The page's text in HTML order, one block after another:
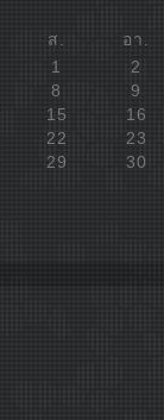
ส.
อา.
1
2
8
9
15
16
22
23
29
30